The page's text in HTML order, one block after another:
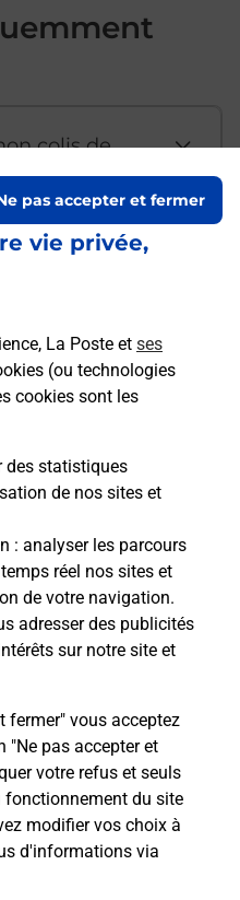
vie privée,
La Poste et ses
(ou technologies
cookies sont les
des statistiques
de nos sites et
: analyser les parcours
réel nos sites et
de votre navigation.
adresser des publicités
sur notre site et
fermer" vous acceptez
"Ne pas accepter et
votre refus et seuls
fonctionnement du site
modifier vos choix à
d'informations via
pas accepter et fermer
colis de
un
depuis un
une
?
t-elle
?
de la route
quelles
EN PERTHOIS